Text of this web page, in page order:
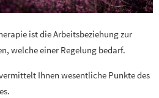
ist die Arbeitsbeziehung zur
welche einer Regelung bedarf.
Ihnen wesentliche Punkte des